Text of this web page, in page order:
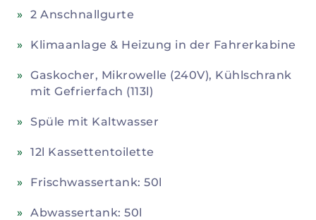
2 Anschnallgurte
Klimaanlage & Heizung in der Fahrerkabine
Gaskocher, Mikrowelle (240V), Kühlschrank
mit Gefrierfach (113l)
Spüle mit Kaltwasser
12l Kassettentoilette
Frischwassertank: 50l
Abwassertank: 50l